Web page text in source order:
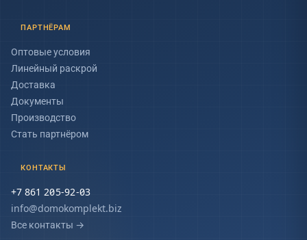
ПАРТНЁРАМ
Оптовые условия
Линейный раскрой
Доставка
Документы
Производство
Стать партнёром
КОНТАКТЫ
+7 861 205-92-03
info@domokomplekt.biz
Все контакты →